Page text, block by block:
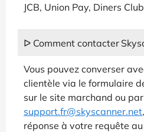
JCB, Union Pay, Diners
ᐅ Comment contacter
Vous pouvez converser
clientèle via le formulaire
sur le site marchand ou
support.fr@skyscanner.net
réponse à votre requête